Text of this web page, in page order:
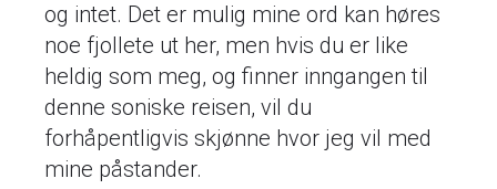
og intet. Det er mulig mine ord kan høres
noe fjollete ut her, men hvis du er like
heldig som meg, og finner inngangen til
denne soniske reisen, vil du
forhåpentligvis skjønne hvor jeg vil med
mine påstander.